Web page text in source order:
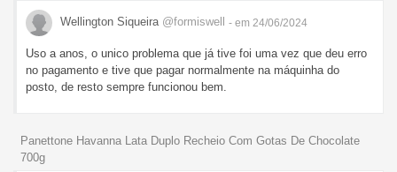
Wellington Siqueira @formiswell - em 24/06/2024
Uso a anos, o unico problema que já tive foi uma vez que deu erro
no pagamento e tive que pagar normalmente na máquinha do
posto, de resto sempre funcionou bem.
Panettone Havanna Lata Duplo Recheio Com Gotas De Chocolate
700g